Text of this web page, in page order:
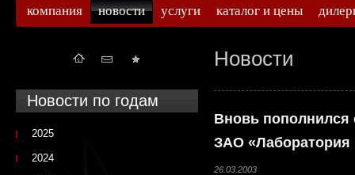
компания новости услуги каталог и цены
Новости
Вновь пополнился
ЗАО
26.03.2003
Новости по годам
2025
2024